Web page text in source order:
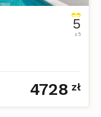
5
z 5
4728 zł